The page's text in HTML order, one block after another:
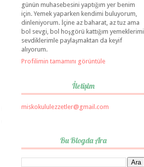
günün muhasebesini yaptığım yer benim
için. Yemek yaparken kendimi buluyorum,
dinleniyorum. İçine az baharat, az tuz ama
bol sevgi, bol hoşgörü kattığım yemeklerimi
sevdiklerimle paylaşmaktan da keyif
alıyorum.
Profilimin tamamını görüntüle
İletişim
miskokululezzetler@gmail.com
Bu Blogda Ara